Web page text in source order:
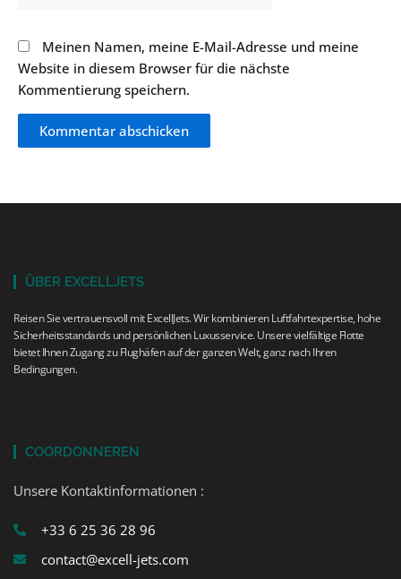
Meinen Namen, meine E-Mail-Adresse und meine
Website in diesem Browser für die nächste
Kommentierung speichern.
ÜBER EXCELLJETS
Reisen Sie vertrauensvoll mit ExcellJets. Wir kombinieren Luftfahrtexpertise, hohe
Sicherheitsstandards und persönlichen Luxusservice. Unsere vielfältige Flotte
bietet Ihnen Zugang zu Flughäfen auf der ganzen Welt, ganz nach Ihren
Bedingungen.
COORDONNEREN
Unsere Kontaktinformationen :
+33 6 25 36 28 96
contact@excell-jets.com